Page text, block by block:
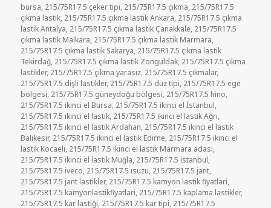
bursa, 215/75R17.5 çeker tipi, 215/75R17.5 çıkma, 215/75R17.5
çıkma lastik, 215/75R17.5 çıkma lastik Ankara, 215/75R17.5 çıkma
lastik Antalya, 215/75R17.5 çıkma lastik Çanakkale, 215/75R17.5
çıkma lastik Malkara, 215/75R17.5 çıkma lastik Marmara,
215/75R17.5 çıkma lastik Sakarya, 215/75R17.5 çıkma lastik
Tekirdağ, 215/75R17.5 çıkma lastik Zonguldak, 215/75R17.5 çıkma
lastikler, 215/75R17.5 çıkma yarasız, 215/75R17.5 çıkmalar,
215/75R17.5 dişli lastikler, 215/75R17.5 düz tipi, 215/75R17.5 ege
bölgesi, 215/75R17.5 güneydoğu bölgesi, 215/75R17.5 hino,
215/75R17.5 ikinci el Bursa, 215/75R17.5 ikinci el İstanbul,
215/75R17.5 ikinci el lastik, 215/75R17.5 ikinci el lastik Ağrı,
215/75R17.5 ikinci el lastik Ardahan, 215/75R17.5 ikinci el lastik
Balıkesir, 215/75R17.5 ikinci el lastik Edirne, 215/75R17.5 ikinci el
lastik Kocaeli, 215/75R17.5 ikinci el lastik Marmara adası,
215/75R17.5 ikinci el lastik Muğla, 215/75R17.5 istanbul,
215/75R17.5 iveco, 215/75R17.5 ısuzu, 215/75R17.5 jant,
215/75R17.5 jant lastikler, 215/75R17.5 kamyon lastik fiyatlari,
215/75R17.5 kamyonlastikfiyatlari, 215/75R17.5 kaplama lastikler,
215/75R17.5 kar lastiği, 215/75R17.5 kar tipi, 215/75R17.5